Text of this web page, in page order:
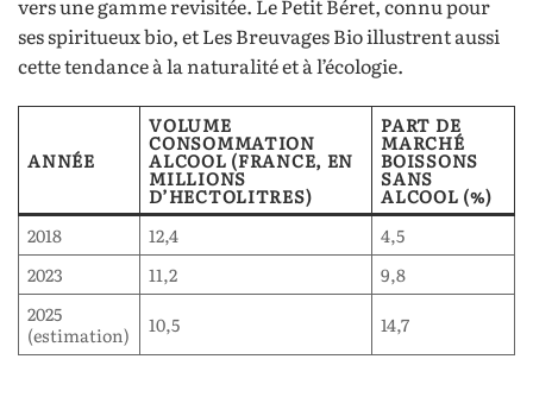
vers une gamme revisitée. Le Petit Béret, connu pour
ses spiritueux bio, et Les Breuvages Bio illustrent aussi
cette tendance à la naturalité et à l’écologie.
ANNÉE
VOLUME
CONSOMMATION
ALCOOL (FRANCE, EN
MILLIONS
D’HECTOLITRES)
PART DE
MARCHÉ
BOISSONS
SANS
ALCOOL (%)
2018
12,4
4,5
2023
11,2
9,8
2025
(estimation)
10,5 14,7